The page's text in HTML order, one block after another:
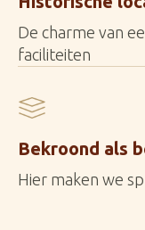
De charme van
faciliteiten
Bekroond als
Hier maken we